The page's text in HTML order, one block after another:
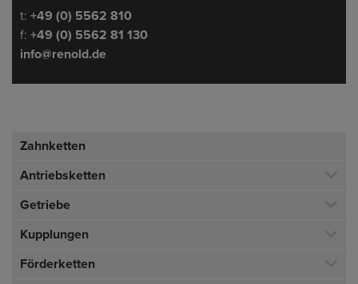
Telefon/Fax
t: +49 (0) 5562 810
f: +49 (0) 5562 81 130
info@renold.de
Zahnketten
Antriebsketten
Getriebe
Kupplungen
Förderketten